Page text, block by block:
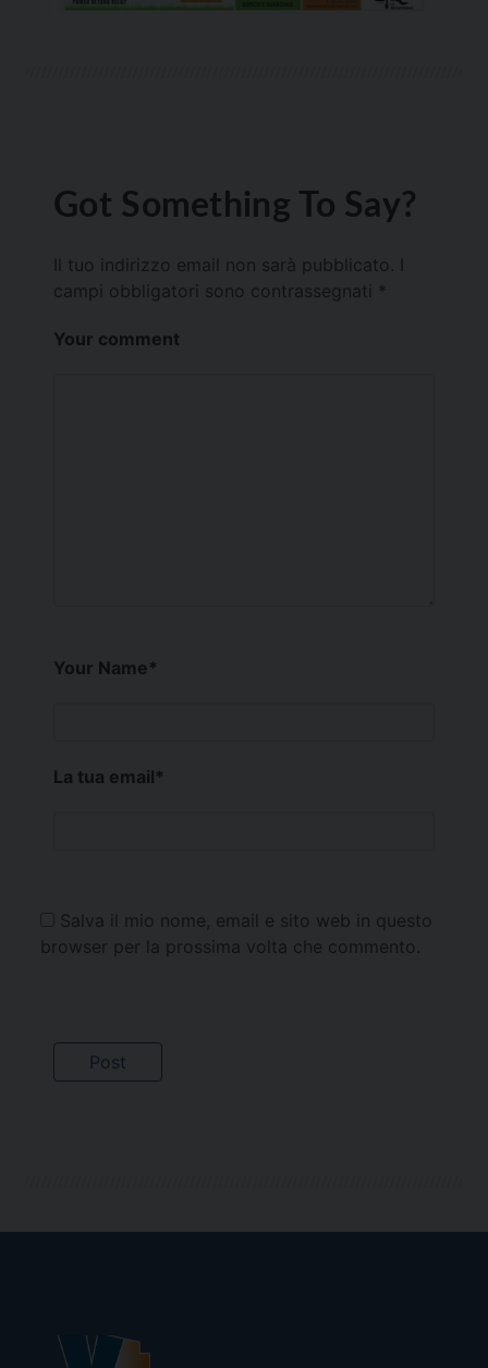
Got Something To Say?
Il tuo indirizzo email non sarà pubblicato.
campi obbligatori sono contrassegnati *
Your comment
Your Name*
La tua email*
Salva il mio nome, email e sito web in questo
browser per la prossima volta che commento.